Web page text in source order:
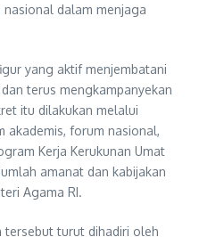
dalam menjaga
yang aktif menjembatani
terus mengkampanyekan
itu dilakukan melalui
akademis, forum nasional,
Kerja Kerukunan Umat
amanat dan kabijakan
Agama RI.
tersebut turut dihadiri oleh